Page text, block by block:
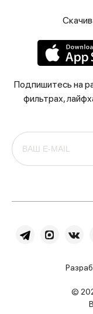
Подпишитесь на
фильтрах,
©